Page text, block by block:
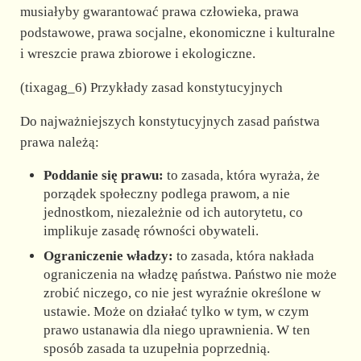
musiałyby gwarantować prawa człowieka, prawa
podstawowe, prawa socjalne, ekonomiczne i kulturalne
i wreszcie prawa zbiorowe i ekologiczne.
(tixagag_6) Przykłady zasad konstytucyjnych
Do najważniejszych konstytucyjnych zasad państwa
prawa należą:
Poddanie się prawu: to zasada, która wyraża, że
porządek społeczny podlega prawom, a nie
jednostkom, niezależnie od ich autorytetu, co
implikuje zasadę równości obywateli.
Ograniczenie władzy: to zasada, która nakłada
ograniczenia na władzę państwa. Państwo nie może
zrobić niczego, co nie jest wyraźnie określone w
ustawie. Może on działać tylko w tym, w czym
prawo ustanawia dla niego uprawnienia. W ten
sposób zasada ta uzupełnia poprzednią.